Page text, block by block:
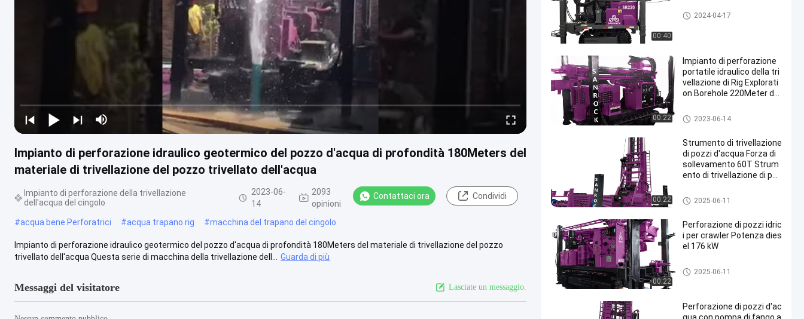
Impianto di perforazione idraulico geotermico del pozzo d'acqua di profondità 180Meters del
materiale di trivellazione del pozzo trivellato dell'acqua
Impianto di perforazione della trivellazione
dell'acqua del cingolo
2023-06-
14
2093
opinioni
Contattaci ora Condividi
#acqua bene Perforatrici #acqua trapano rig #macchina del trapano del cingolo
Impianto di perforazione idraulico geotermico del pozzo d'acqua di profondità 180Meters del materiale di trivellazione del pozzo
trivellato dell'acqua Questa serie di macchina della trivellazione dell...
Guarda di più
Messaggi del visitatore Lasciate un messaggio.
00:40
Impianto di perforazione della
trivellazione dell'acqua del cin
2024-04-17
00:22
Impianto di perforazione
portatile idraulico della tri
vellazione di Rig Explorati
on Borehole 220Meter del
a
Impianto di perforazione della
trivellazione dell'acqua del cin
2023-06-14
00:22
Strumento di trivellazione
di pozzi d'acqua Forza di
sollevamento 60T Strum
ento di trivellazione di poz
Impianto di perforazione della
trivellazione dell'acqua del cin
2025-06-11
00:22
Perforazione di pozzi idric
i per crawler Potenza dies
el 176 kW
Impianto di perforazione della
trivellazione dell'acqua del cin
2025-06-11
Perforazione di pozzi d'ac